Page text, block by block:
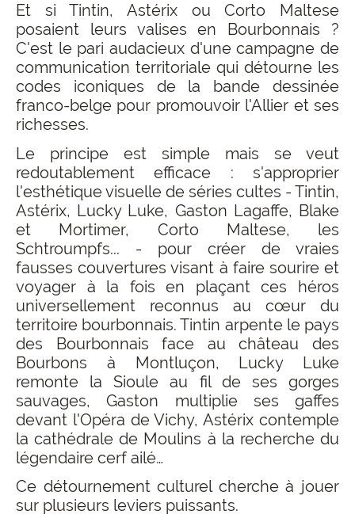
Et si Tintin, Astérix ou Corto Maltese
posaient leurs valises en Bourbonnais ?
C'est le pari audacieux d'une campagne de
communication territoriale qui détourne les
codes iconiques de la bande dessinée
franco-belge pour promouvoir l'Allier et ses
richesses.
Le principe est simple mais se veut
redoutablement efficace : s'approprier
l'esthétique visuelle de séries cultes - Tintin,
Astérix, Lucky Luke, Gaston Lagaffe, Blake
et Mortimer, Corto Maltese, les
Schtroumpfs... - pour créer de vraies
fausses couvertures visant à faire sourire et
voyager à la fois en plaçant ces héros
universellement reconnus au cœur du
territoire bourbonnais. Tintin arpente le pays
des Bourbonnais face au château des
Bourbons à Montluçon, Lucky Luke
remonte la Sioule au fil de ses gorges
sauvages, Gaston multiplie ses gaffes
devant l'Opéra de Vichy, Astérix contemple
la cathédrale de Moulins à la recherche du
légendaire cerf ailé…
Ce détournement culturel cherche à jouer
sur plusieurs leviers puissants.